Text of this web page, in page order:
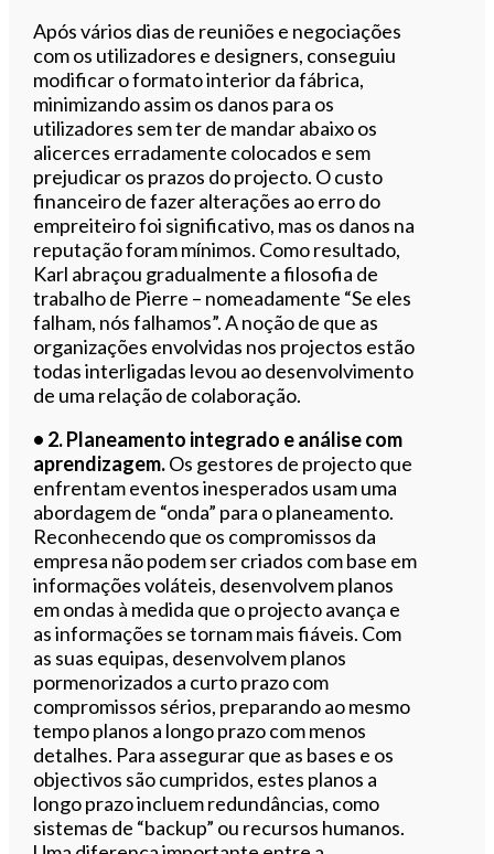
Após vários dias de reuniões e negociações
com os utilizadores e designers, conseguiu
modificar o formato interior da fábrica,
minimizando assim os danos para os
utilizadores sem ter de mandar abaixo os
alicerces erradamente colocados e sem
prejudicar os prazos do projecto. O custo
financeiro de fazer alterações ao erro do
empreiteiro foi significativo, mas os danos na
reputação foram mínimos. Como resultado,
Karl abraçou gradualmente a filosofia de
trabalho de Pierre – nomeadamente “Se eles
falham, nós falhamos”. A noção de que as
organizações envolvidas nos projectos estão
todas interligadas levou ao desenvolvimento
de uma relação de colaboração.
• 2. Planeamento integrado e análise com
aprendizagem.Os gestores de projecto que
enfrentam eventos inesperados usam uma
abordagem de “onda” para o planeamento.
Reconhecendo que os compromissos da
empresa não podem ser criados com base em
informações voláteis, desenvolvem planos
em ondas à medida que o projecto avança e
as informações se tornam mais fiáveis. Com
as suas equipas, desenvolvem planos
pormenorizados a curto prazo com
compromissos sérios, preparando ao mesmo
tempo planos a longo prazo com menos
detalhes. Para assegurar que as bases e os
objectivos são cumpridos, estes planos a
longo prazo incluem redundâncias, como
sistemas de “backup” ou recursos humanos.